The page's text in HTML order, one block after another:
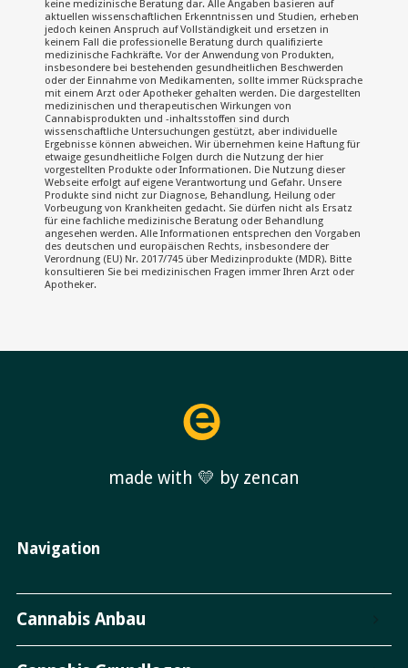
keine medizinische Beratung dar. Alle Angaben basieren auf
aktuellen wissenschaftlichen Erkenntnissen und Studien, erheben
jedoch keinen Anspruch auf Vollständigkeit und ersetzen in
keinem Fall die professionelle Beratung durch qualifizierte
medizinische Fachkräfte. Vor der Anwendung von Produkten,
insbesondere bei bestehenden gesundheitlichen Beschwerden
oder der Einnahme von Medikamenten, sollte immer Rücksprache
mit einem Arzt oder Apotheker gehalten werden. Die dargestellten
medizinischen und therapeutischen Wirkungen von
Cannabisprodukten und -inhaltsstoffen sind durch
wissenschaftliche Untersuchungen gestützt, aber individuelle
Ergebnisse können abweichen. Wir übernehmen keine Haftung für
etwaige gesundheitliche Folgen durch die Nutzung der hier
vorgestellten Produkte oder Informationen. Die Nutzung dieser
Webseite erfolgt auf eigene Verantwortung und Gefahr. Unsere
Produkte sind nicht zur Diagnose, Behandlung, Heilung oder
Vorbeugung von Krankheiten gedacht. Sie dürfen nicht als Ersatz
für eine fachliche medizinische Beratung oder Behandlung
angesehen werden. Alle Informationen entsprechen den Vorgaben
des deutschen und europäischen Rechts, insbesondere der
Verordnung (EU) Nr. 2017/745 über Medizinprodukte (MDR). Bitte
konsultieren Sie bei medizinischen Fragen immer Ihren Arzt oder
Apotheker.
made with 💛 by zencan
Navigation
Cannabis Anbau